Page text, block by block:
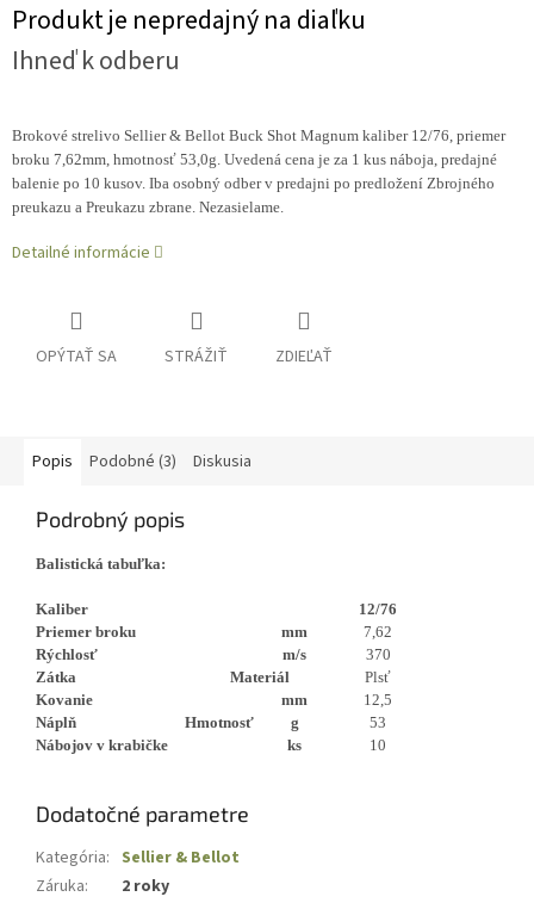
Produkt je nepredajný na diaľku
Ihneď k odberu
Brokové strelivo Sellier & Bellot Buck Shot Magnum kaliber 12/76, priemer
broku 7,62mm, hmotnosť 53,0g. Uvedená cena je za 1 kus náboja, predajné
balenie po 10 kusov. Iba osobný odber v predajni po predložení Zbrojného
preukazu a Preukazu zbrane. Nezasielame.
Detailné informácie
OPÝTAŤ SA STRÁŽIŤ ZDIEĽAŤ
Popis Podobné (3) Diskusia
Podrobný popis
Balistická tabuľka:
Kaliber
12/76
Priemer broku
mm
7,62
Rýchlosť
m/s
370
Zátka
Materiál
Plsť
Kovanie
mm
12,5
Náplň
Hmotnosť g
53
Nábojov v krabičke
ks 10
Dodatočné parametre
Kategória: Sellier & Bellot
Záruka: 2 roky